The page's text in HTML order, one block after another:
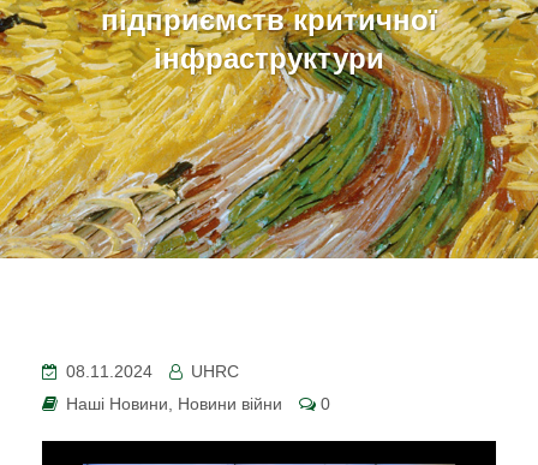
підприємств критичної
інфраструктури
08.11.2024
UHRC
Наші Новини, Новини війни 0